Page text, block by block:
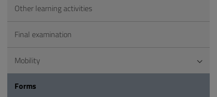
Other learning activities
Final examination
Mobility
Forms